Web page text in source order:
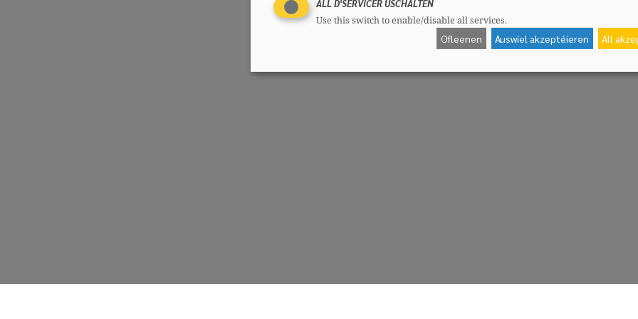
ALL D'SERVICER USCHALTEN
Use this switch to enable/disable all services.
Ofleenen Auswiel akzeptéieren All